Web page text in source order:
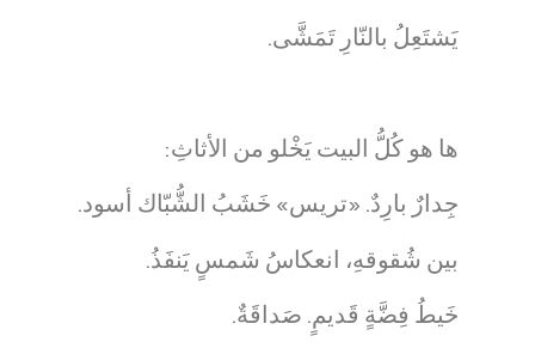
يَشتَعِلُ بالنّارِ تَمَشَّى.
ها هو كُلُّ البيت يَخْلو من الأثاثِ:
جِدارٌ بارِدٌ. «تريس» خَشَبُ الشُّبّاك أسود.
بين شُقوقهِ، انعكاسُ شَمسٍ يَنفَذُ.
خَيطُ فِضَّةٍ قَديمٍ. صَداقَةٌ.